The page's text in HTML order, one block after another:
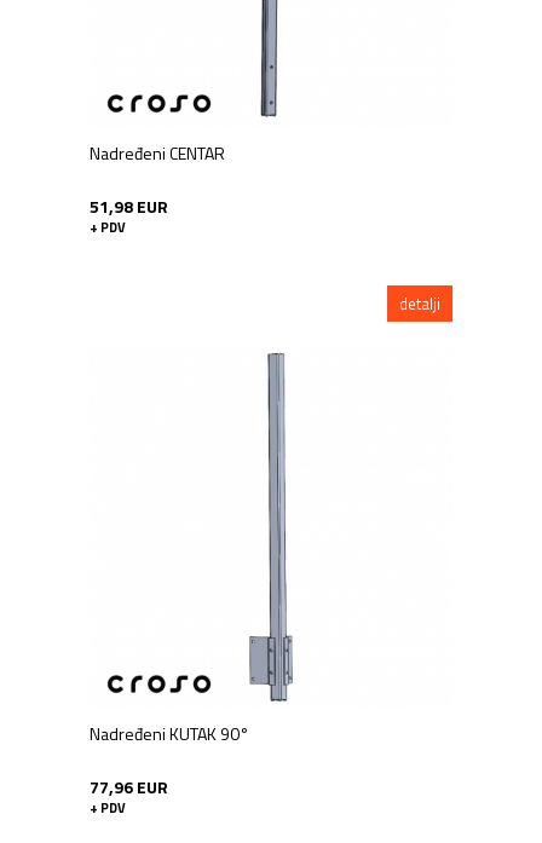
Nadređeni CENTAR
51,98 EUR
+ PDV
detalji
Nadređeni KUTAK 90°
77,96 EUR
+ PDV